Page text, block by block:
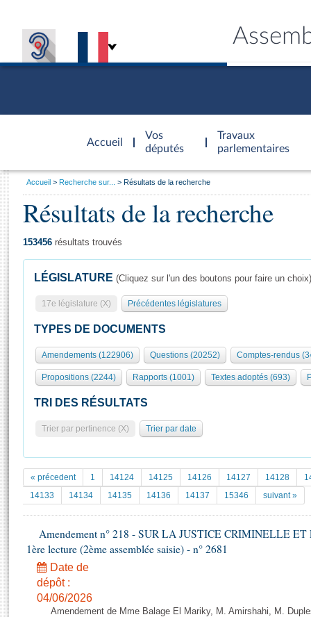
Accueil
d'accueil
Vos
députés
Travaux
parlementaires
Présidence
577 députés
Groupes politiques
Séance publique
Commissions et autres organes
Europe et International
Pétitions
Documents parlementaires
Projets de loi
Propositions de loi
Amendements
Textes adoptés
Rapports d'information
Général
Rôle et pouvoirs de l'Assemblée
Organisation de l'Assemblée
Présidence Conférence des Présidents Bureau Collège des
Statistiques et chiffres clés
Documents de référence
( Constitution | Règlement de l'Assemblée ... )
Histoire
Juniors
Anciennes législatures
Liens vers les sites publics
Visiter l'Assemblée
Visite virtuelle du palais Bourbon
Assister à une séance
La Bibliothèque
Les archives
Photos libres de droit
Vous
Accueil Recherche sur... Résultats de la recherche
Résultats de la recherche
153456 résultats trouvés
LÉGISLATURE (Cliquez sur l'un des boutons pour faire un choix)
17e législature (X) Précédentes législatures
TYPES DE DOCUMENTS
Amendements (122906) Questions (20252) Comptes-rendus
Propositions (2244) Rapports (1001) Textes adoptés (693)
TRI DES RÉSULTATS
Trier par pertinence (X) Trier par date
« précedent 1 14124 14125 14126 14127 14128
14133
14134 14135 14136 14137 15346 suivant »
Amendement n° 218 - SUR LA JUSTICE CRIMINELLE
1ère lecture (2ème assemblée saisie) - n° 2681
Date de
dépôt :
04/06/2026
Amendement de Mme Balage El Mariky, M. Amirshahi, M.